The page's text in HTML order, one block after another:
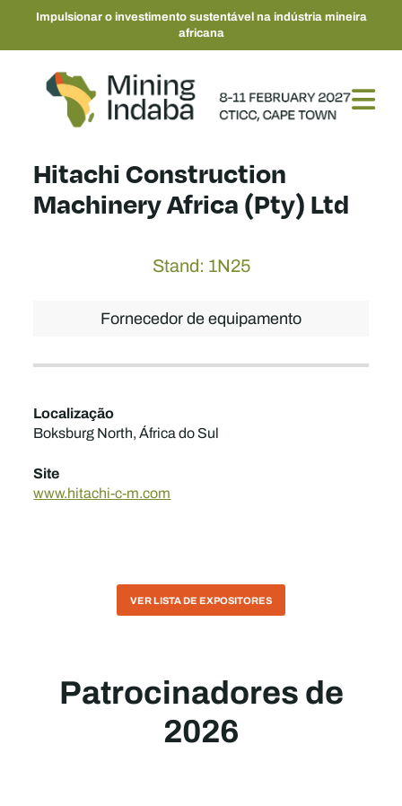
Impulsionar o investimento sustentável na indústria mineira
africana
Hitachi Construction
Machinery Africa (Pty) Ltd
Stand: 1N25
Fornecedor de equipamento
Localização
Boksburg North, África do Sul
Site
www.hitachi-c-m.com
VER LISTA DE EXPOSITORES
Patrocinadores de
2026